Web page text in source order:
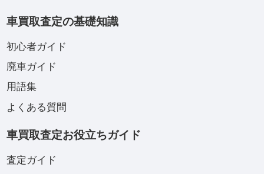
車買取査定の基礎知識
初心者ガイド
廃車ガイド
用語集
よくある質問
車買取査定お役立ちガイド
査定ガイド